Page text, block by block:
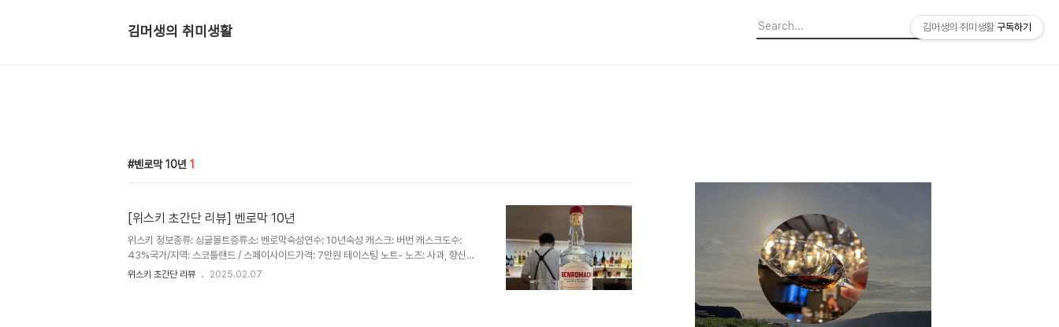
김머생의 취미생활
벤로막 10년 1
[위스키 초간단 리뷰] 벤로막 10년
위스키 정보종류: 싱글몰트증류소: 벤로막숙성연수: 10년숙성 캐스크: 버번 캐스크도수:
43%국가/지역: 스코틀랜드 / 스페이사이드가격: 7만원 테이스팅 노트- 노즈: 사과, 향신
료, 훈연- 팔레트: 달콤함, 향신료, 피트- 피니시: 적당히 가는 피트와 과일 총평김머생 평가:
위스키 초간단 리뷰 2025.02.07
김머생의 취미생활 구독하기